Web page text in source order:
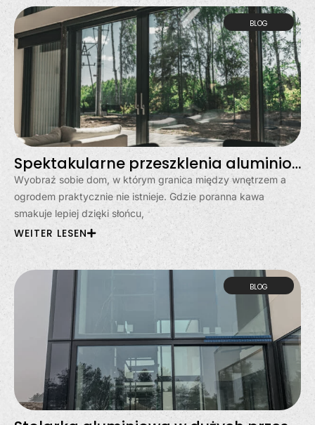
BLOG
Spektakularne przeszklenia aluminiowe w Gdyni – dom otwarty na świat
Wyobraź sobie dom, w którym granica między wnętrzem a
ogrodem praktycznie nie istnieje. Gdzie poranna kawa
smakuje lepiej dzięki słońcu,
WEITER LESEN
BLOG